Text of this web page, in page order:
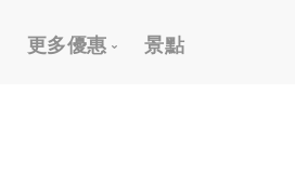
更多優惠 景點